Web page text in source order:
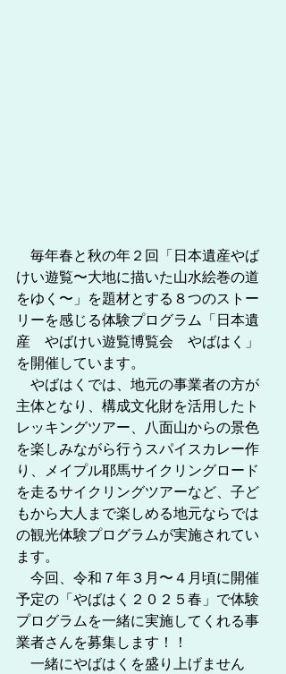
毎年春と秋の年２回「日本遺産やば
けい遊覧〜大地に描いた山水絵巻の道
をゆく〜」を題材とする８つのストー
リーを感じる体験プログラム「日本遺
産　やばけい遊覧博覧会　やばはく」
を開催しています。
やばはくでは、地元の事業者の方が
主体となり、構成文化財を活用したト
レッキングツアー、八面山からの景色
を楽しみながら行うスパイスカレー作
り、メイプル耶馬サイクリングロード
を走るサイクリングツアーなど、子ど
もから大人まで楽しめる地元ならでは
の観光体験プログラムが実施されてい
ます。
今回、令和７年３月〜４月頃に開催
予定の「やばはく２０２５春」で体験
プログラムを一緒に実施してくれる事
業者さんを募集します！！
一緒にやばはくを盛り上げません